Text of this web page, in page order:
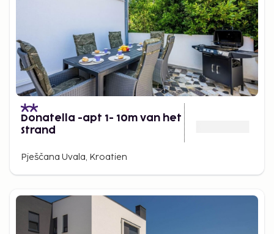
Donatella -apt 1- 10m van het
Strand
Pješčana Uvala, Kroatien